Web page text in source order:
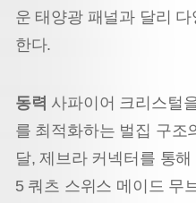
운 태양광 패널과 달리
한다.
동력 사파이어 크리스털
를 최적화하는 벌집 구조
달, 제브라 커넥터를 통
5 쿼츠 스위스 메이드 무